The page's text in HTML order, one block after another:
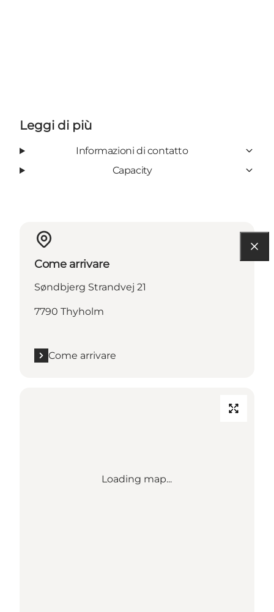
Leggi di più
Informazioni di contatto
Capacity
Come arrivare
Søndbjerg Strandvej 21
7790 Thyholm
Come arrivare
Loading map...